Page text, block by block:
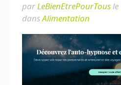
parLeBienEtrePourTousle
dansAlimentation